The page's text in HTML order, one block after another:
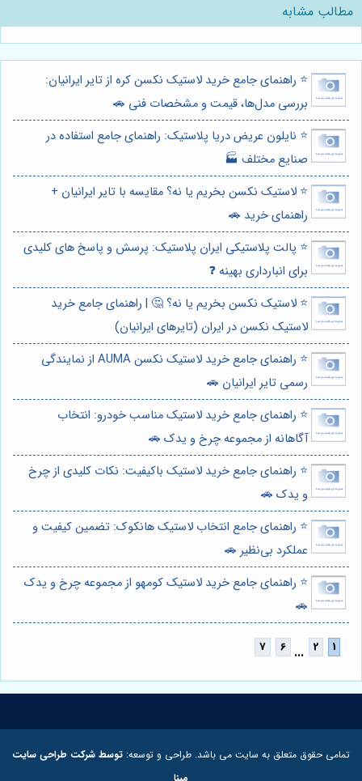
مطالب مشابه
⭐️ راهنمای جامع خرید لاستیک نکسن کره از تایر ایرانیان:
بررسی مدل‌ها، قیمت و مشخصات فنی 🚗
⭐️ نایلون عریض دریا پلاستیک: راهنمای جامع استفاده در
صنایع مختلف 🏭
⭐️ لاستیک نکسن بخریم یا نه؟ مقایسه با تایر ایرانیان +
راهنمای خرید 🚗
⭐️ پالت پلاستیکی ایران پلاستیک: پرسش و پاسخ های کلیدی
برای انبارداری بهینه ❓
⭐️ لاستیک نکسن بخریم یا نه؟ 🤔 | راهنمای جامع خرید
لاستیک نکسن در ایران (تایرهای ایرانیان)
⭐️ راهنمای جامع خرید لاستیک نکسن AUMA از نمایندگی
رسمی تایر ایرانیان 🚗
⭐️ راهنمای جامع خرید لاستیک مناسب خودرو: انتخاب
آگاهانه از مجموعه چرخ و یدک 🚗
⭐️ راهنمای جامع خرید لاستیک باکیفیت: نکات کلیدی از چرخ
و یدک 🚗
⭐️ راهنمای جامع انتخاب لاستیک هانکوک: تضمین کیفیت و
عملکرد بی‌نظیر 🚗
⭐️ راهنمای جامع خرید لاستیک کومهو از مجموعه چرخ و یدک
🚗
...
تمامی حقوق متعلق به سایت می باشد. طراحی و توسعه: توسط شرکت طراحی سایت